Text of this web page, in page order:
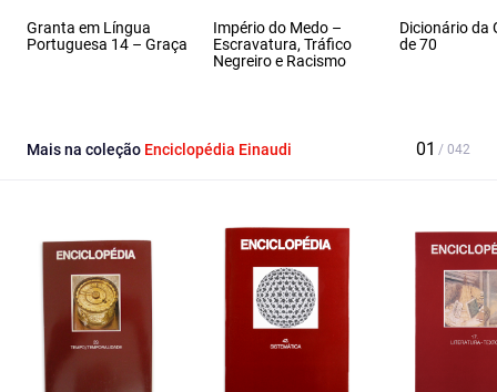
Granta em Língua
Portuguesa 14 – Graça
Império do Medo –
Escravatura, Tráfico
Negreiro e Racismo
Dicionário da
de 70
Mais na coleção Enciclopédia Einaudi